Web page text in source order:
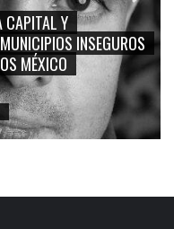
SERGIO MAYER,
CUAUHTÉMOC
Y
CIUDADANA